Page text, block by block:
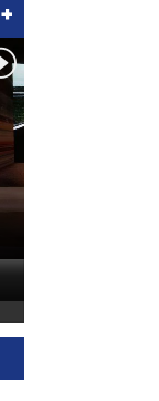
+